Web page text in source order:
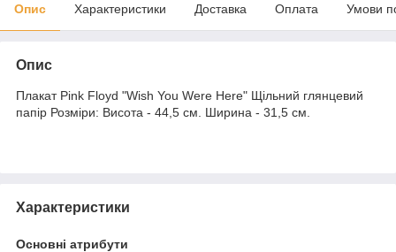
Опис Характеристики Доставка Оплата Умови
Опис
Плакат Pink Floyd "Wish You Were Here" Щільний глянцевий
папір Розміри: Висота - 44,5 см. Ширина - 31,5 см.
Характеристики
Основні атрибути